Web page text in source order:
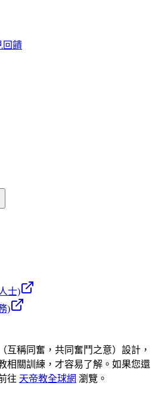
回饋
士)
)
互稱同奮，共同奮鬥之意）設計，
相關訓練，才容易了解。如果您還
往 天帝教全球網 瀏覽。